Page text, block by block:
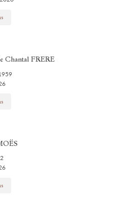
Chantal FRERE